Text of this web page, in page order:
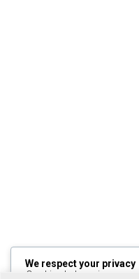
We respect your privacy
Cookies help us improve